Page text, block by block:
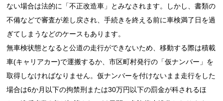
ない場合は法的に「不正改造車」とみなされます。しかし、書類の
不備などで審査が差し戻され、手続きを終える前に車検満了日を過
ぎてしまうなどのケースもあります。
無車検状態となると公道の走行ができないため、移動する際は積載
車(キャリアカー)で運搬するか、市区町村発行の「仮ナンバー」を
取得しなければなりません。仮ナンバーを付けないまま走行をした
場合は6か月以下の拘禁刑または30万円以下の罰金が科されるほ